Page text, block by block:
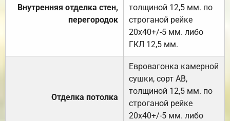
Внутренняя отделка стен,
перегородок
толщиной 12,5 мм. по
строганой рейке
20х40+/-5 мм. либо
ГКЛ 12,5 мм.
Отделка потолка
Евровагонка камерной
сушки, сорт АВ,
толщиной 12,5 мм. по
строганой рейке
20х40+/-5 мм. либо